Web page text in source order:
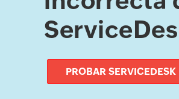
PROBAR SERVICEDESK